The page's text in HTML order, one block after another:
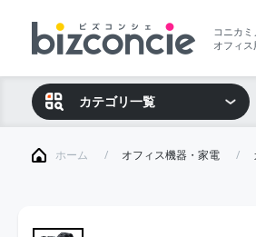
コニカ
オフィス
カテゴリ一覧
ホーム オフィス機器・家電